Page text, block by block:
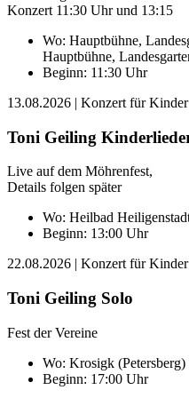
Konzert 11:30 Uhr und 13:15
Wo: Hauptbühne,
Hauptbühne,
Beginn: 11:30 Uhr
13.08.2026 | Konzert für
Toni Geiling
Live auf dem Möhrenfest,
Details folgen später
Wo: Heilbad
Beginn: 13:00 Uhr
22.08.2026 | Konzert für
Toni Geiling Solo
Fest der Vereine
Wo: Krosigk (Petersberg)
Beginn: 17:00 Uhr